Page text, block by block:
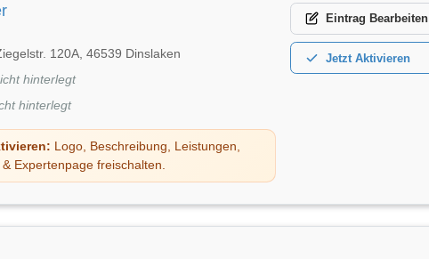
120A, 46539 Dinslaken
hinterlegt
hinterlegt
Logo, Beschreibung, Leistungen,
Expertenpage freischalten.
Eintrag Bearbeiten
Jetzt Aktivieren